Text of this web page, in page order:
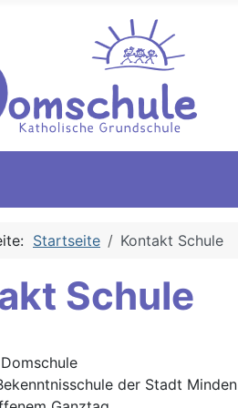
Startseite Kontakt Schule
Schule
der Stadt Minden